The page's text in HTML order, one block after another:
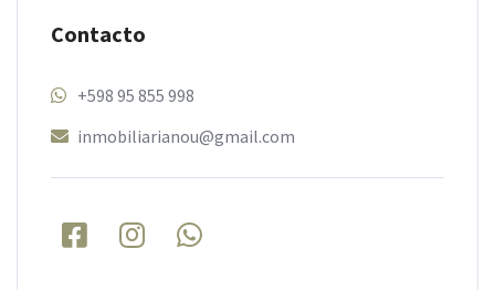
Contacto
+598 95 855 998
inmobiliarianou@gmail.com